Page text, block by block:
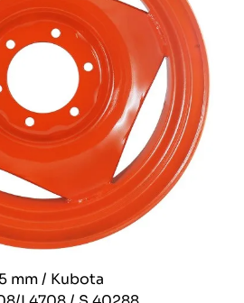
mm / Kubota